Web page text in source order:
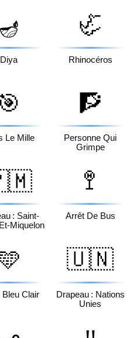
🪔
Diya
🦏
Rhinocéros
🎯
Le Mille
🧗
Personne Qui
Grimpe
: Saint-
Miquelon
🚏
Arrêt De Bus
Clair
🇺🇳
Drapeau : Nations
Unies